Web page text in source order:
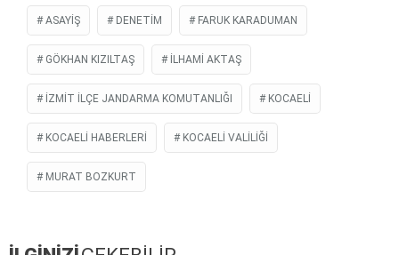
ASAYIŞ DENETIM FARUK KARADUMAN
GÖKHAN KIZILTAŞ İLHAMI AKTAŞ
İZMIT İLÇE JANDARMA KOMUTANLIĞI KOCAELİ
KOCAELI HABERLERI KOCAELI VALILIĞI
MURAT BOZKURT